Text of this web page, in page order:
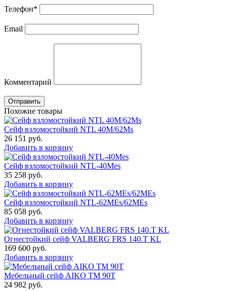
Телефон*
Email
Комментарий
Отправить
Похожие товары
Сейф взломостойкий NTL 40M/62Ms
26 151 руб.
Добавить в корзину
Сейф взломостойкий NTL-40Mes
35 258 руб.
Добавить в корзину
Сейф взломостойкий NTL-62MEs/62MEs
85 058 руб.
Добавить в корзину
Огнестойкий сейф VALBERG FRS 140.T KL
169 600 руб.
Добавить в корзину
Мебельный сейф AIKO TM 90Т
24 982 руб.